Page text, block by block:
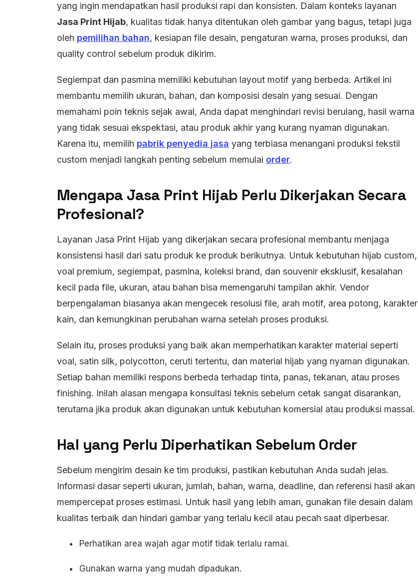
yang ingin mendapatkan hasil produksi rapi dan konsisten. Dalam konteks layanan
Jasa Print Hijab, kualitas tidak hanya ditentukan oleh gambar yang bagus, tetapi juga
oleh pemilihan bahan, kesiapan file desain, pengaturan warna, proses produksi, dan
quality control sebelum produk dikirim.
Segiempat dan pasmina memiliki kebutuhan layout motif yang berbeda. Artikel ini
membantu memilih ukuran, bahan, dan komposisi desain yang sesuai. Dengan
memahami poin teknis sejak awal, Anda dapat menghindari revisi berulang, hasil warna
yang tidak sesuai ekspektasi, atau produk akhir yang kurang nyaman digunakan.
Karena itu, memilih pabrik penyedia jasa yang terbiasa menangani produksi tekstil
custom menjadi langkah penting sebelum memulai order.
Mengapa Jasa Print Hijab Perlu Dikerjakan Secara
Profesional?
Layanan Jasa Print Hijab yang dikerjakan secara profesional membantu menjaga
konsistensi hasil dari satu produk ke produk berikutnya. Untuk kebutuhan hijab custom,
voal premium, segiempat, pasmina, koleksi brand, dan souvenir eksklusif, kesalahan
kecil pada file, ukuran, atau bahan bisa memengaruhi tampilan akhir. Vendor
berpengalaman biasanya akan mengecek resolusi file, arah motif, area potong, karakter
kain, dan kemungkinan perubahan warna setelah proses produksi.
Selain itu, proses produksi yang baik akan memperhatikan karakter material seperti
voal, satin silk, polycotton, ceruti tertentu, dan material hijab yang nyaman digunakan.
Setiap bahan memiliki respons berbeda terhadap tinta, panas, tekanan, atau proses
finishing. Inilah alasan mengapa konsultasi teknis sebelum cetak sangat disarankan,
terutama jika produk akan digunakan untuk kebutuhan komersial atau produksi massal.
Hal yang Perlu Diperhatikan Sebelum Order
Sebelum mengirim desain ke tim produksi, pastikan kebutuhan Anda sudah jelas.
Informasi dasar seperti ukuran, jumlah, bahan, warna, deadline, dan referensi hasil akan
mempercepat proses estimasi. Untuk hasil yang lebih aman, gunakan file desain dalam
kualitas terbaik dan hindari gambar yang terlalu kecil atau pecah saat diperbesar.
Perhatikan area wajah agar motif tidak terlalu ramai.
Gunakan warna yang mudah dipadukan.